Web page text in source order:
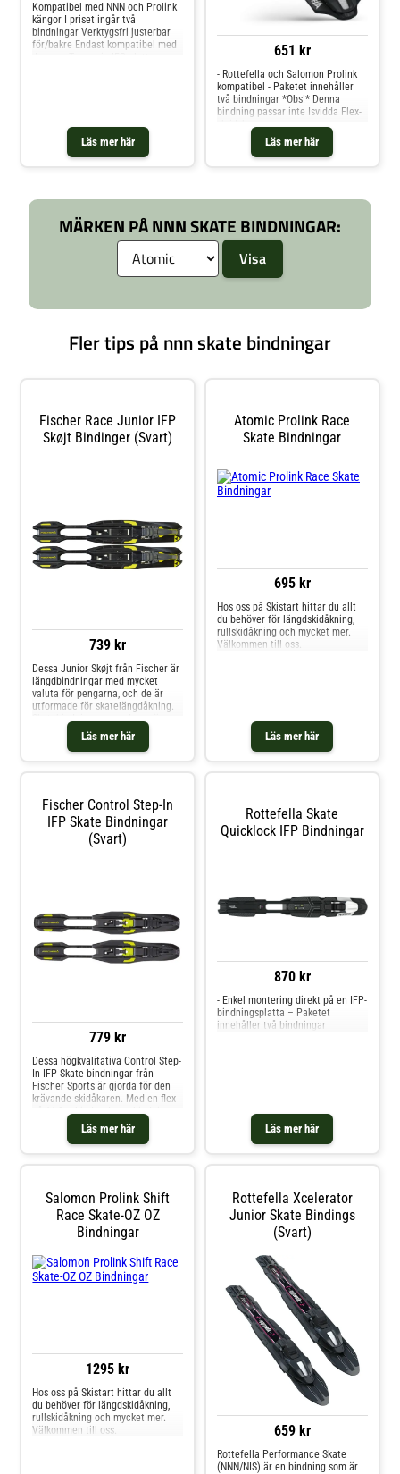
Läs mer här
Kompatibel med NNN och Prolink
kängor I priset ingår två
bindningar Verktygsfri justerbar
för/bakre Endast kompatibel med
651 kr
Läs mer här
- Rottefella och Salomon Prolink
kompatibel - Paketet innehåller
två bindningar *Obs!* Denna
bindning passar inte Isvidda Flex-
MÄRKEN PÅ NNN SKATE BINDNINGAR:
Fler tips på nnn skate bindningar
Fischer Race Junior IFP
Skøjt Bindinger (Svart)
739 kr
Läs mer här
Dessa Junior Skøjt från Fischer är
längdbindningar med mycket
valuta för pengarna, och de är
utformade för skatelängdåkning.
Skatebindningar som dessa är
konstruerad med vridningskontroll
och styvhet i åtanke för att ge dig
kraftfulla sidotryck. När det
pjäxor. Dessa bindningar kan
endast monteras på IFP Junior
Turnamic Plate
Atomic Prolink Race
Skate Bindningar
695 kr
Läs mer här
Hos oss på Skistart hittar du allt
du behöver för längdskidåkning,
rullskidåkning och mycket mer.
Välkommen till oss.
Fischer Control Step-In
IFP Skate Bindningar
(Svart)
779 kr
Läs mer här
Dessa högkvalitativa Control Step-
In IFP Skate-bindningar från
Fischer Sports är gjorda för den
krävande skidåkaren. Med en flex
på 11,0 erbjuder dessa bindningar
den perfekta balansen mellan
stöd och flexibilitet. De är
kompatibla med NNN-, Prolink
ultralätta och bekväma att bära.
Med en elegant svart design och
ett rött Fischer Sports-logo
kommer dessa bindningar
uppmärksamhet i backen. Ta din
längdskidåkning till nästa nivå
med de oumbärliga Fischer
Rottefella Skate
Quicklock IFP Bindningar
870 kr
Läs mer här
- Enkel montering direkt på en IFP-
bindningsplatta – Paketet
innehåller två bindningar
Salomon Prolink Shift
Race Skate-OZ OZ
Bindningar
1295 kr
Hos oss på Skistart hittar du allt
du behöver för längdskidåkning,
rullskidåkning och mycket mer.
Välkommen till oss.
Rottefella Xcelerator
Junior Skate Bindings
(Svart)
659 kr
Rottefella Performance Skate
(NNN/NIS) är en bindning som är